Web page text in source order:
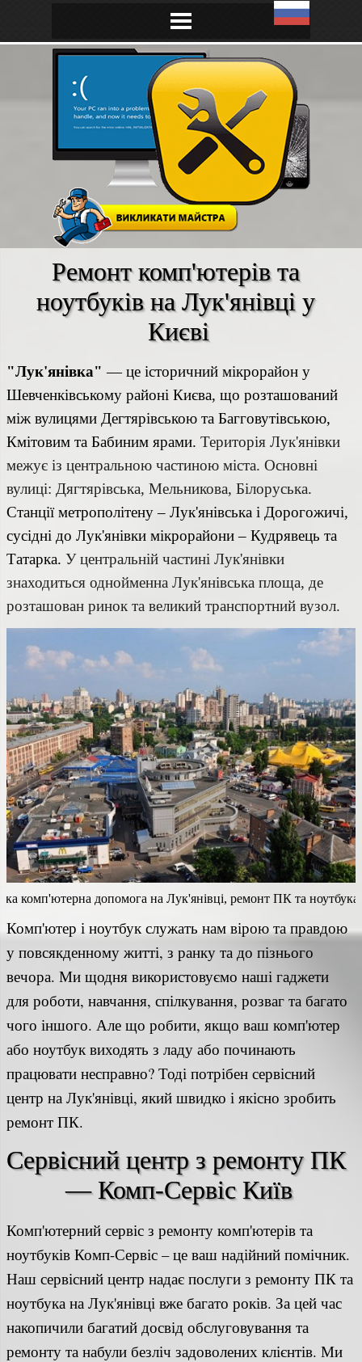
Ремонт комп'ютерів та
ноутбуків на Лук'янівці у
Києві
"Лук'янівка" — це історичний мікрорайон у
Шевченківському районі Києва, що розташований
між вулицями Дегтярівською та Багговутівською,
Кмітовим та Бабиним ярами. Територія Лук'янівки
межує із центральною частиною міста. Основні
вулиці: Дягтярівська, Мельникова, Білоруська.
Станції метрополітену – Лук'янівська і Дорогожичі,
сусідні до Лук'янівки мікрорайони – Кудрявець та
Татарка. У центральній частині Лук'янівки
знаходиться однойменна Лук'янівська площа, де
розташован ринок та великий транспортний вузол.
комп'ютерна допомога на Лук'янівці, ремонт ПК та ноутбука
Комп'ютер і ноутбук служать нам вірою та правдою
у повсякденному житті, з ранку та до пізнього
вечора. Ми щодня використовуємо наші гаджети
для роботи, навчання, спілкування, розваг та багато
чого іншого. Але що робити, якщо ваш комп'ютер
або ноутбук виходять з ладу або починають
працювати несправно? Тоді потрібен сервісний
центр на Лук'янівці, який швидко і якісно зробить
ремонт ПК.
Сервісний центр з ремонту ПК
— Комп-Сервіс Київ
Комп'ютерний сервіс з ремонту комп'ютерів та
ноутбуків Комп-Сервіс – це ваш надійний помічник.
Наш сервісний центр надає послуги з ремонту ПК та
ноутбука на Лук'янівці вже багато років. За цей час
накопичили багатий досвід обслуговування та
ремонту та набули безліч задоволених клієнтів. Ми